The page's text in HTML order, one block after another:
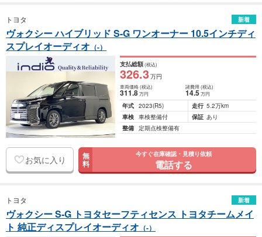
トヨタ 新着
ヴォクシー ハイブリッド S-G ワンオーナー 10.5インチディ
スプレイオーディオ （-）
支払総額(税込)
326.3万円
車両価格(税込)
311.8万円
諸費用 (税込)
14.5 万円
年式 2023(R5) 走行 5.2万km
車検 車検整備付 保証 あり
整備 定期点検整備有
お気に入り 無
料
今すぐ在庫確認・見積り依頼
電話する
トヨタ 新着
ヴォクシー S-G トヨタセーフティセンス トヨタチームメイ
ト 純正ディスプレイオーディオ （-）